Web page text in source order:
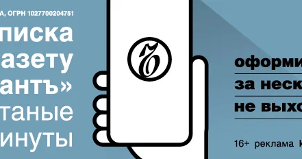
Реклама в «Ъ» www.kommersant.ru/ad